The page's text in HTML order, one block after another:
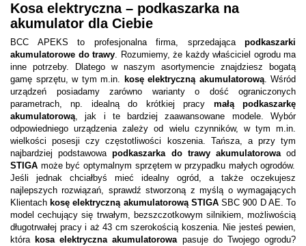
Kosa elektryczna – podkaszarka na
akumulator dla Ciebie
BCC APEKS to profesjonalna firma, sprzedająca podkaszarki
akumulatorowe do trawy. Rozumiemy, że każdy właściciel ogrodu ma
inne potrzeby. Dlatego w naszym asortymencie znajdziesz bogatą
gamę sprzętu, w tym m.in. kosę elektryczną akumulatorową. Wśród
urządzeń posiadamy zarówno warianty o dość ograniczonych
parametrach, np. idealną do krótkiej pracy małą podkaszarkę
akumulatorową, jak i te bardziej zaawansowane modele. Wybór
odpowiedniego urządzenia zależy od wielu czynników, w tym m.in.
wielkości posesji czy częstotliwości koszenia. Tańsza, a przy tym
najbardziej podstawowapodkaszarka do trawy akumulatorowaod
STIGA może być optymalnym sprzętem w przypadku małych ogrodów.
Jeśli jednak chciałbyś mieć idealny ogród, a także oczekujesz
najlepszych rozwiązań, sprawdź stworzoną z myślą o wymagających
Klientach kosę elektryczną akumulatorową STIGASBC 900 D AE. To
model cechujący się trwałym, bezszczotkowym silnikiem, możliwością
długotrwałej pracy i aż 43 cm szerokością koszenia. Nie jesteś pewien,
która kosa elektryczna akumulatorowapasuje do Twojego ogrodu?